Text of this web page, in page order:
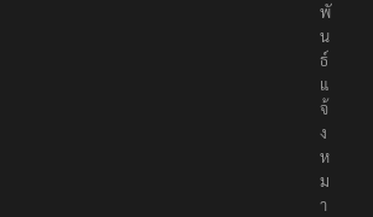
พั
น
ธ์
แ
จ้
ง
ห
ม
า